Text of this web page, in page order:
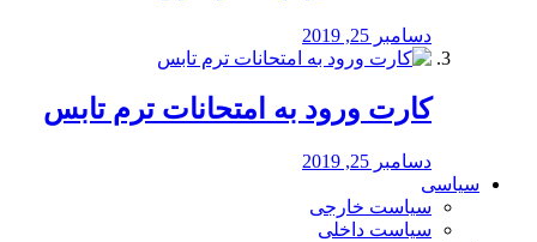
دسامبر 25, 2019
کارت ورود به امتحانات ترم تابس
دسامبر 25, 2019
سیاسی
سیاست خارجی
سیاست داخلی